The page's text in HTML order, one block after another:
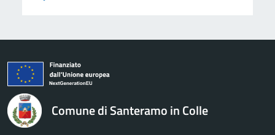
logo Unione Europea
Comune di Santeramo in Colle